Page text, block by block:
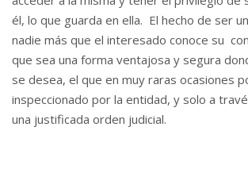
él, lo que guarda en ella. El hecho de ser
nadie más que el interesado conoce su
que sea una forma ventajosa y segura
se desea, el que en muy raras ocasiones
inspeccionado por la entidad, y solo a
una justificada orden judicial.